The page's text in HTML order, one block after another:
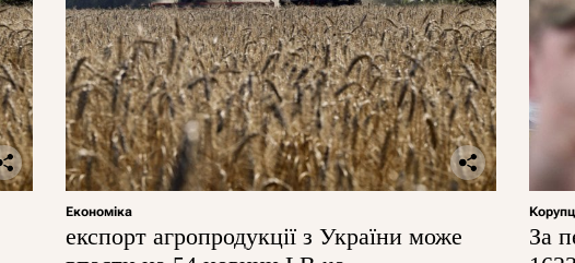
Економіка
експорт агропродукції з України може
За